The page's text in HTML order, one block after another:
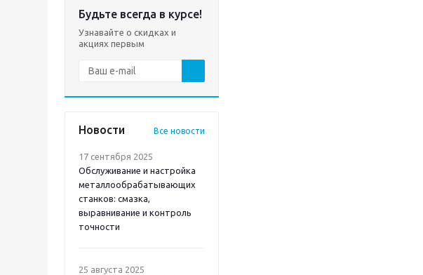
Будьте всегда в курсе!
Узнавайте о скидках и
акциях первым
Новости Все новости
17 сентября 2025
Обслуживание и настройка
металлообрабатывающих
станков: смазка,
выравнивание и контроль
точности
25 августа 2025